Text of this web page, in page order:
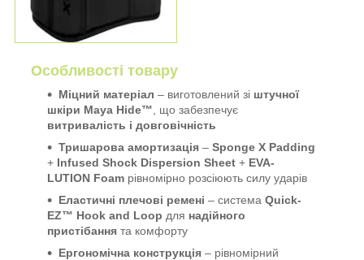
Особливості товару
Міцний матеріал – виготовлений зі штучної
шкіри Maya Hide™ , що забезпечує
витривалість і довговічність
Тришарова амортизація – Sponge X Padding
+ Infused Shock Dispersion Sheet + EVA-
LUTION Foam рівномірно розсіюють силу ударів
Еластичні плечові ремені – система Quick-
EZ™ Hook and Loop для надійного
пристібання та комфорту
Ергономічна конструкція – рівномірний